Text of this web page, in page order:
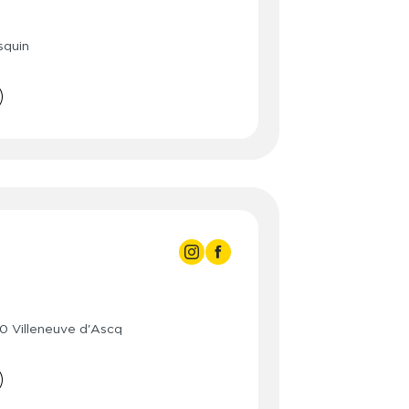
23:00
Villeneuve d'Ascq